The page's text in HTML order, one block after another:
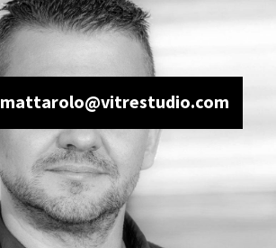
mattarolo@vitrestudio.com